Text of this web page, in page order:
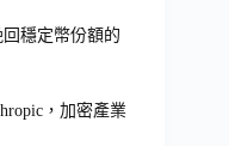
穩定幣份額的
，加密產業